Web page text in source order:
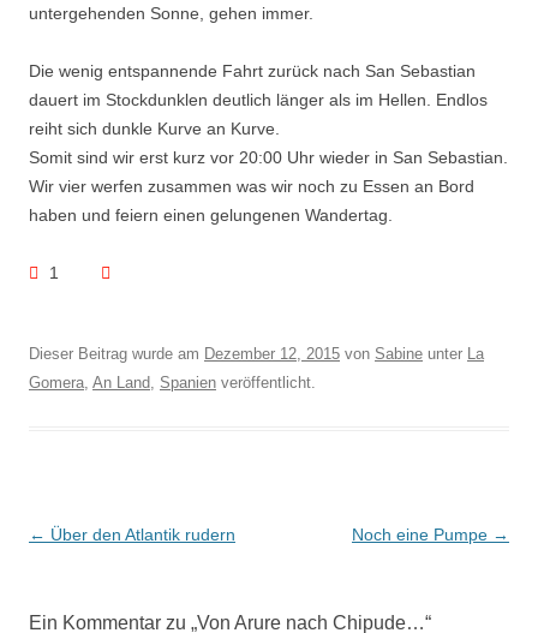
untergehenden Sonne, gehen immer.
Die wenig entspannende Fahrt zurück nach San Sebastian
dauert im Stockdunklen deutlich länger als im Hellen. Endlos
reiht sich dunkle Kurve an Kurve.
Somit sind wir erst kurz vor 20:00 Uhr wieder in San Sebastian.
Wir vier werfen zusammen was wir noch zu Essen an Bord
haben und feiern einen gelungenen Wandertag.
1
Dieser Beitrag wurde am Dezember 12, 2015 von Sabine unter La
Gomera An Land Spanien veröffentlicht.
Beitragsnavigation
← Über den Atlantik rudern Noch eine Pumpe →
Ein Kommentar zu „Von Arure nach Chipude…“